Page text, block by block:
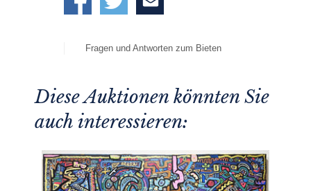
Fragen und Antworten zum Bieten
Diese Auktionen könnten Sie
auch interessieren: